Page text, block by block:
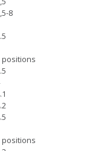
8
positions
positions